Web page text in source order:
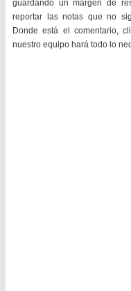
guardando un margen de
reportar las notas que no
Donde está el comentario,
nuestro equipo hará todo lo